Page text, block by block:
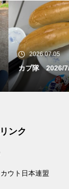
2026.07.05
カブ隊 2026/
ンク
ウト日本連盟